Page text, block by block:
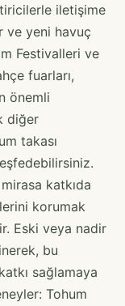
iletişime
ve yeni havuç
Festivalleri ve
fuarları,
önemli
diğer
takası
katkıda
korumak
Eski veya nadir
bu
sağlamaya
Tohum